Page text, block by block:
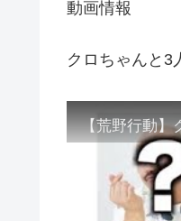
動画情報
クロちゃんと3
【荒野行動】